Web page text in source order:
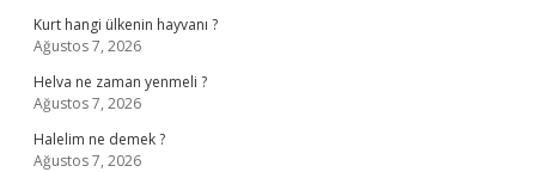
Kurt hangi ülkenin hayvanı ?
Ağustos 7, 2026
Helva ne zaman yenmeli ?
Ağustos 7, 2026
Halelim ne demek ?
Ağustos 7, 2026